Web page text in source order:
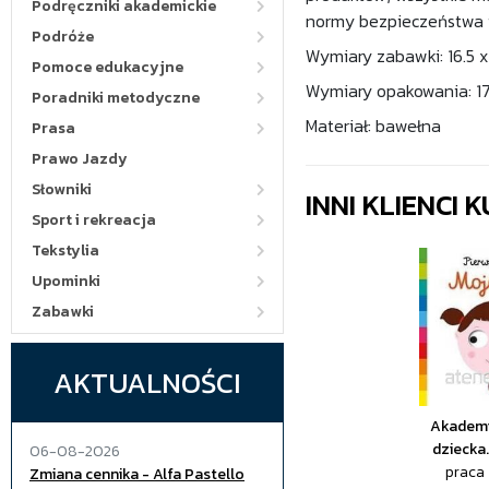
Podręczniki akademickie
Podróże
Pomoce edukacyjne
Poradniki metodyczne
Prasa
Prawo Jazdy
Słowniki
Sport i rekreacja
Tekstylia
Upominki
Zabawki
AKTUALNOŚCI
06-08-2026
Zmiana cennika - Alfa Pastello
normy
Wymiary zabawki: 16.5 x
Wymiary opakowania:
Materiał: bawełna
INNI KLIENCI
praca